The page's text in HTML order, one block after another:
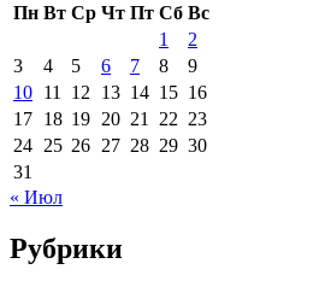
Пн Вт Ср Чт Пт Сб Вс
1
2
3
4 5 6 7 8
9
10 11 12 13 14 15 16
17 18 19 20 21 22 23
24 25 26 27 28 29 30
31
« Июл
Рубрики